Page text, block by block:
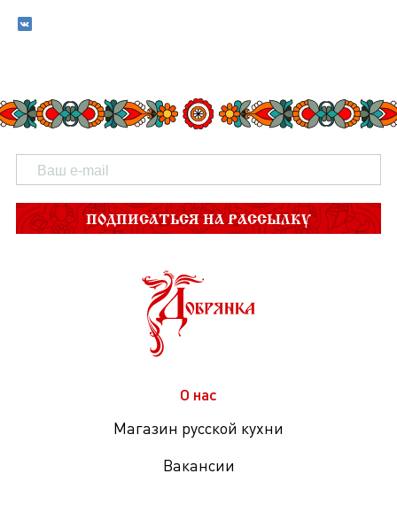
ПОДПИСАТЬСЯ НА РАССЫЛКУ
О нас
Магазин русской кухни
Вакансии